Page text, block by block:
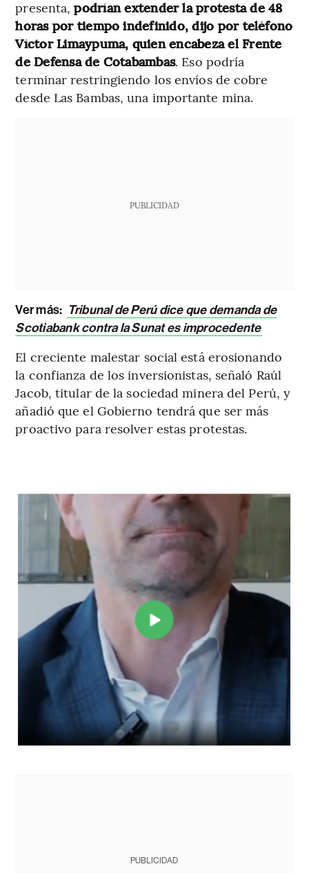
presenta,podrían extender la protesta de 48
horas por tiempo indefinido, dijo por teléfono
Víctor Limaypuma, quien encabeza el Frente
de Defensa de Cotabambas. Eso podría
terminar restringiendo los envíos de cobre
desde Las Bambas, una importante mina.
PUBLICIDAD
Ver más: Tribunal de Perú dice que demanda de
Scotiabank contra la Sunat es improcedente
El creciente malestar social está erosionando
la confianza de los inversionistas, señaló Raúl
Jacob, titular de la sociedad minera del Perú, y
añadió que el Gobierno tendrá que ser más
proactivo para resolver estas protestas.
PUBLICIDAD